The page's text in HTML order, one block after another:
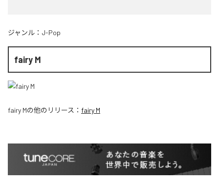
ジャンル： J-Pop
fairy M
fairy Mの他のリリース： fairy M